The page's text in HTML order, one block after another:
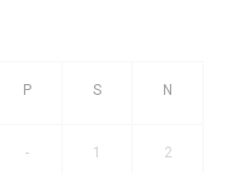
- 1 2